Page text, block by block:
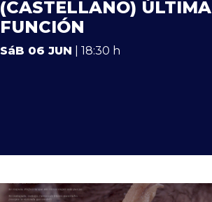
(CASTELLANO) ÚLTIMA
FUNCIÓN
SáB 06 JUN | 18:30 h